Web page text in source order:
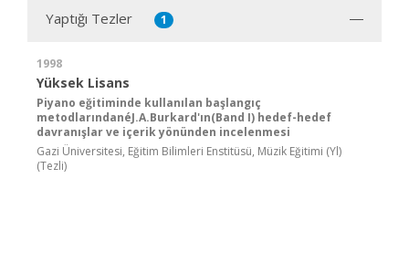
Yaptığı Tezler 1
1998
Yüksek Lisans
Piyano eğitiminde kullanılan başlangıç
metodlarındanéJ.A.Burkard'ın(Band I) hedef-hedef
davranışlar ve içerik yönünden incelenmesi
Gazi Üniversitesi, Eğitim Bilimleri Enstitüsü, Müzik Eğitimi (Yl)
(Tezli)